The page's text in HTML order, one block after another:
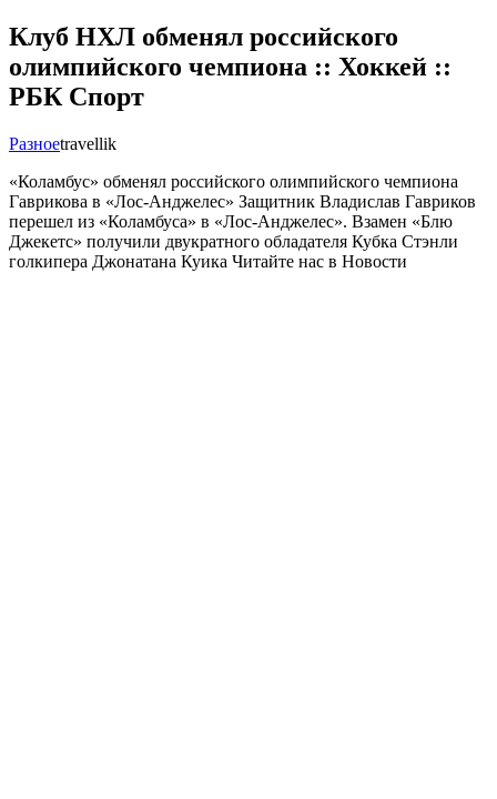
Клуб НХЛ обменял российского
олимпийского чемпиона :: Хоккей ::
РБК Спорт
Разноеtravellik
«Коламбус» обменял российского олимпийского чемпиона
Гаврикова в «Лос-Анджелес» Защитник Владислав Гавриков
перешел из «Коламбуса» в «Лос-Анджелес». Взамен «Блю
Джекетс» получили двукратного обладателя Кубка Стэнли
голкипера Джонатана Куика Читайте нас в Новости